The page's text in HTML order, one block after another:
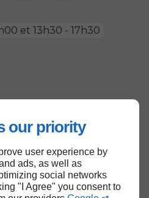
our priority
user experience by
ads, as well as
social networks
"I Agree" you consent to
et 13h30 - 17h30